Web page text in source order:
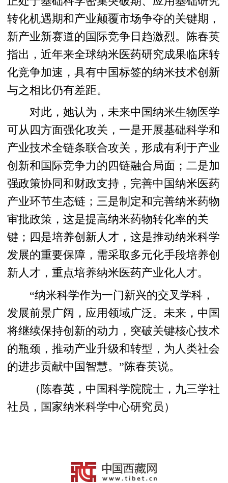
转化机遇期和产业颠覆市场争夺的关键期，
新产业新赛道的国际竞争日趋激烈。陈春英
指出，近年来全球纳米医药研究成果临床转
化竞争加速，具有中国标签的纳米技术创新
与之相比仍有差距。
对此，她认为，未来中国纳米生物医学
可从四方面强化攻关，一是开展基础科学和
产业技术全链条联合攻关，形成有利于产业
创新和国际竞争力的四链融合局面；二是加
强政策协同和财政支持，完善中国纳米医药
产业环节生态链；三是制定和完善纳米药物
审批政策，这是提高纳米药物转化率的关
键；四是培养创新人才，这是推动纳米科学
发展的重要保障，需采取多元化手段培养创
新人才，重点培养纳米医药产业化人才。
“纳米科学作为一门新兴的交叉学科，
发展前景广阔，应用领域广泛。未来，中国
将继续保持创新的动力，突破关键核心技术
的瓶颈，推动产业升级和转型，为人类社会
的进步贡献中国智慧。”陈春英说。
（陈春英，中国科学院院士，九三学社
社员，国家纳米科学中心研究员）